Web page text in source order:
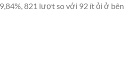
821 lượt so với 92 ít ỏi ở bên